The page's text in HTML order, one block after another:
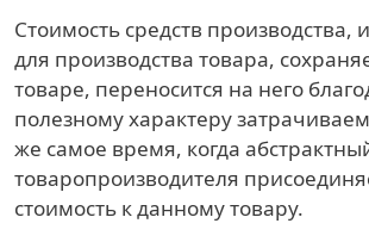
Стоимость средств производства,
для производства товара,
товаре, переносится на него
полезному характеру
же самое время, когда
товаропроизводителя
стоимость к данному товару.